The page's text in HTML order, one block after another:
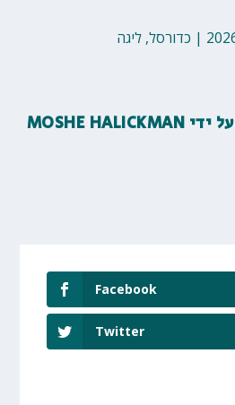
| כדורסל, ליגה
על ידי MOSHE HALICKMAN
Facebook
Twitter